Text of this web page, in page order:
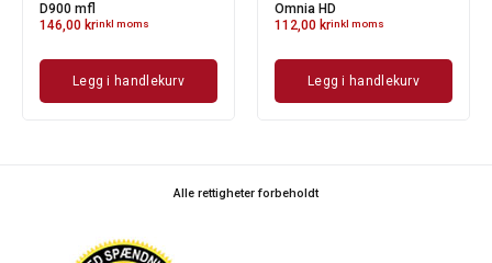
D900 mfl
146,00 krinkl moms
Legg i handlekurv
Omnia HD
112,00 krinkl moms
Legg i handlekurv
Alle rettigheter forbeholdt